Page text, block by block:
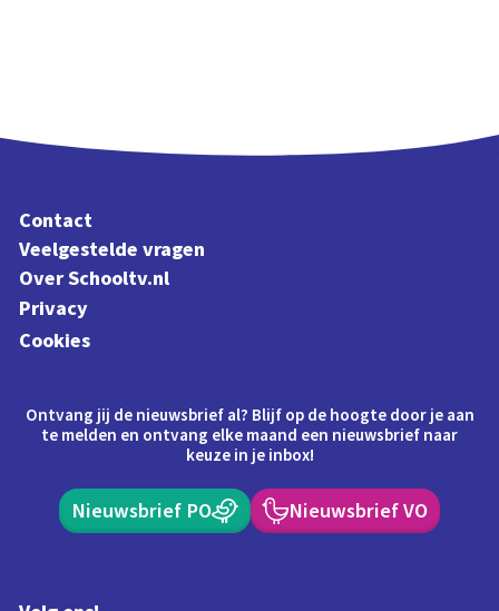
Contact
Veelgestelde vragen
Over Schooltv.nl
Privacy
Cookies
Ontvang jij de nieuwsbrief al? Blijf op de hoogte door je aan
te melden en ontvang elke maand een nieuwsbrief naar
keuze in je inbox!
Nieuwsbrief PO Nieuwsbrief VO